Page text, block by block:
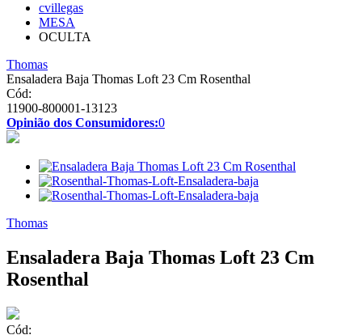
cvillegas
MESA
OCULTA
Thomas
Ensaladera Baja Thomas Loft 23 Cm Rosenthal
Cód:
11900-800001-13123
Opinião dos Consumidores:0
Thomas
Ensaladera Baja Thomas Loft 23 Cm
Rosenthal
Cód: